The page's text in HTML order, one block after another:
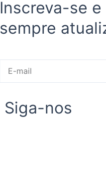
Inscreva-se
sempre
Siga-nos